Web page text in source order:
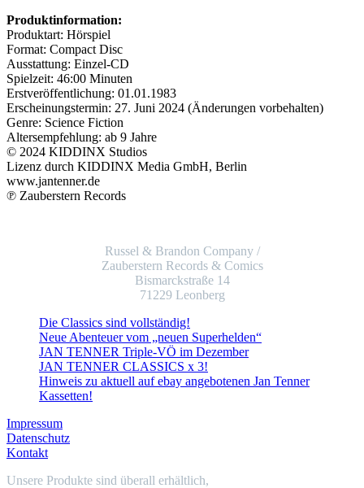
Produktinformation:
Produktart: Hörspiel
Format: Compact Disc
Ausstattung: Einzel-CD
Spielzeit: 46:00 Minuten
Erstveröffentlichung: 01.01.1983
Erscheinungstermin: 27. Juni 2024 (Änderungen vorbehalten)
Genre: Science Fiction
Altersempfehlung: ab 9 Jahre
© 2024 KIDDINX Studios
Lizenz durch KIDDINX Media GmbH, Berlin
www.jantenner.de
℗ Zauberstern Records
Russel & Brandon Company /
Zauberstern Records & Comics
Bismarckstraße 14
71229 Leonberg
Die Classics sind vollständig!
Neue Abenteuer vom „neuen Superhelden“
JAN TENNER Triple-VÖ im Dezember
JAN TENNER CLASSICS x 3!
Hinweis zu aktuell auf ebay angebotenen Jan Tenner
Kassetten!
Impressum
Datenschutz
Kontakt
Unsere Produkte sind überall erhältlich,